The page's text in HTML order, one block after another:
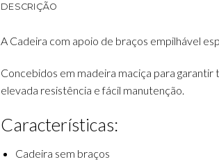
DESCRIÇÃO
A Cadeira com apoio de braços empilhável
Concebidos em madeira maciça para
elevada resistência e fácil manutenção.
Características:
Cadeira sem braços